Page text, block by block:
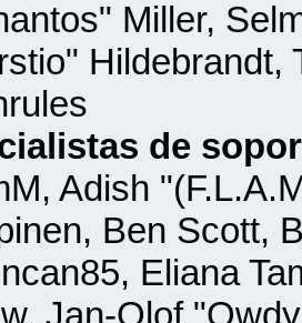
Miller,
Hildebrandt,
de
Adish
Ben Scott,
Eliana
Jan-Olof